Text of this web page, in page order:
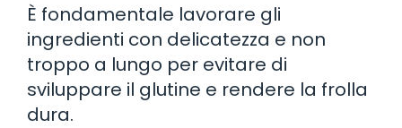
È fondamentale lavorare gli
ingredienti con delicatezza e non
troppo a lungo per evitare di
sviluppare il glutine e rendere la frolla
dura.